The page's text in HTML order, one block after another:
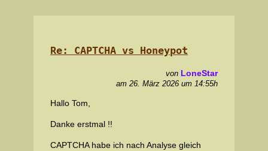
Re: CAPTCHA vs Honeypot
von LoneStar
am 26. März 2026 um 14:55h
Hallo Tom,
Danke erstmal !!
CAPTCHA habe ich nach Analyse gleich